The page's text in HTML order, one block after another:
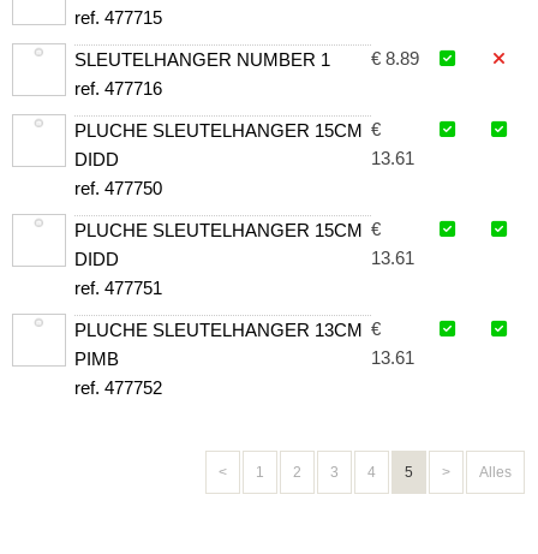
ref. 477715
SLEUTELHANGER NUMBER 1
ref. 477716
€ 8.89
PLUCHE SLEUTELHANGER 15CM
DIDD
ref. 477750
€
13.61
PLUCHE SLEUTELHANGER 15CM
DIDD
ref. 477751
€
13.61
PLUCHE SLEUTELHANGER 13CM
PIMB
ref. 477752
€
13.61
< 1 2 3 4 5 > Alles